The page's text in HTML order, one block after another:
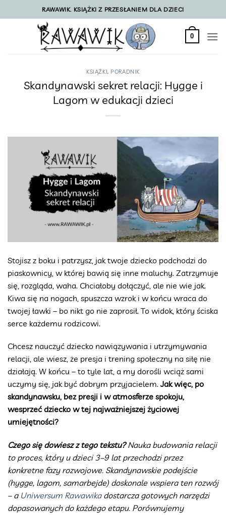
do
zawartości
RAWAWIK. KSIĄŻKI Z PRZESŁANIEM DLA DZIECI
0
KSIĄŻKI, PORADNIK
Skandynawski sekret relacji: Hygge i
Lagom w edukacji dzieci
Stojisz z boku i patrzysz, jak twoje dziecko podchodzi do
piaskownicy, w której bawią się inne maluchy. Zatrzymuje
się, rozgląda, waha. Chciałoby dołączyć, ale nie wie jak.
Kiwa się na nogach, spuszcza wzrok i w końcu wraca do
twojej ławki – bo nikt go nie zaprosił. To widok, który ściska
serce każdemu rodzicowi.
Chcesz nauczyć dziecko nawiązywania i utrzymywania
relacji, ale wiesz, że presja i trening społeczny na siłę nie
działają. W końcu – to tyle lat, a my dorośli wciąż sami
uczymy się, jak być dobrym przyjacielem.Jak więc, po
skandynawsku, bez presji i w atmosferze spokoju,
wesprzeć dziecko w tej najważniejszej życiowej
umiejętności?
Czego się dowiesz z tego tekstu?Nauka budowania relacji
to proces, który u dzieci 3–9 lat przechodzi przez
konkretne fazy rozwojowe. Skandynawskie podejście
(hygge, lagom, samarbejde) doskonale wspiera ten rozwój
– a Uniwersum Rawawikadostarcza gotowych narzędzi
dopasowanych do każdego etapu. Porównujemy